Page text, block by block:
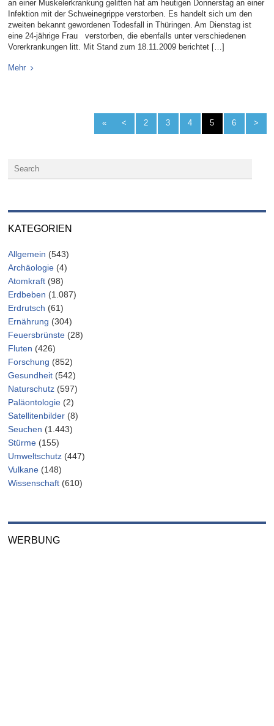
an einer Muskelerkrankung gelitten hat am heutigen Donnerstag an einer
Infektion mit der Schweinegrippe verstorben. Es handelt sich um den
zweiten bekannt gewordenen Todesfall in Thüringen. Am Dienstag ist
eine 24-jährige Frau verstorben, die ebenfalls unter verschiedenen
Vorerkrankungen litt. Mit Stand zum 18.11.2009 berichtet […]
Mehr
« < 2 3 4 5 6 >
KATEGORIEN
Allgemein (543)
Archäologie (4)
Atomkraft (98)
Erdbeben (1.087)
Erdrutsch (61)
Ernährung (304)
Feuersbrünste (28)
Fluten (426)
Forschung (852)
Gesundheit (542)
Naturschutz (597)
Paläontologie (2)
Satellitenbilder (8)
Seuchen (1.443)
Stürme (155)
Umweltschutz (447)
Vulkane (148)
Wissenschaft (610)
WERBUNG